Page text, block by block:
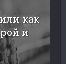
как
и